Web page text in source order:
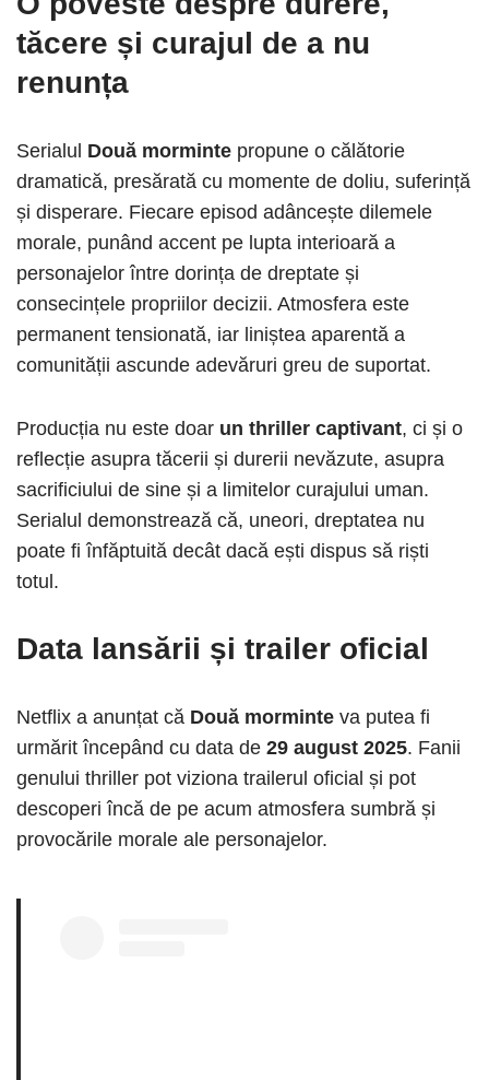
tăcere și curajul de a nu
renunța
Serialul Două morminte propune o călătorie
dramatică, presărată cu momente de doliu, suferință
și disperare. Fiecare episod adâncește dilemele
morale, punând accent pe lupta interioară a
personajelor între dorința de dreptate și
consecințele propriilor decizii. Atmosfera este
permanent tensionată, iar liniștea aparentă a
comunității ascunde adevăruri greu de suportat.
Producția nu este doar un thriller captivant, ci și o
reflecție asupra tăcerii și durerii nevăzute, asupra
sacrificiului de sine și a limitelor curajului uman.
Serialul demonstrează că, uneori, dreptatea nu
poate fi înfăptuită decât dacă ești dispus să riști
totul.
Data lansării și trailer oficial
Netflix a anunțat că Două morminte va putea fi
urmărit începând cu data de 29 august 2025. Fanii
genului thriller pot viziona trailerul oficial și pot
descoperi încă de pe acum atmosfera sumbră și
provocările morale ale personajelor.